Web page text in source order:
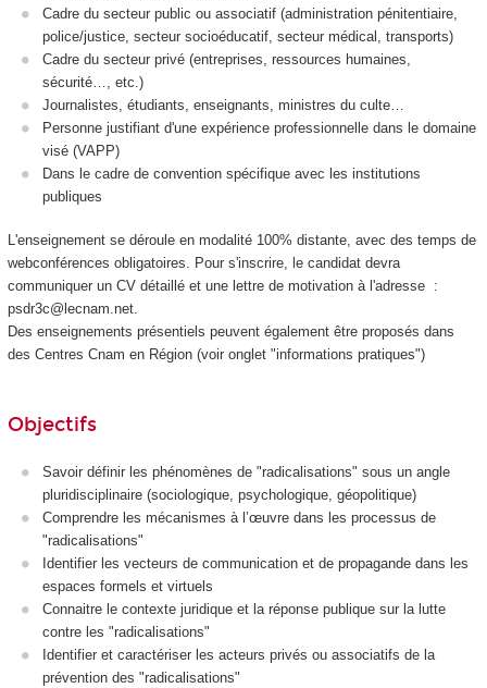
Cadre du secteur public ou associatif (administration pénitentiaire,
police/justice, secteur socioéducatif, secteur médical, transports)
Cadre du secteur privé (entreprises, ressources humaines,
sécurité…, etc.)
Journalistes, étudiants, enseignants, ministres du culte…
Personne justifiant d'une expérience professionnelle dans le domaine
visé (VAPP)
Dans le cadre de convention spécifique avec les institutions
publiques
L'enseignement se déroule en modalité 100% distante, avec des temps de
webconférences obligatoires. Pour s'inscrire, le candidat devra
communiquer un CV détaillé et une lettre de motivation à l'adresse :
psdr3c@lecnam.net.
Des enseignements présentiels peuvent également être proposés dans
des Centres Cnam en Région (voir onglet "informations pratiques")
Objectifs
Savoir définir les phénomènes de "radicalisations" sous un angle
pluridisciplinaire (sociologique, psychologique, géopolitique)
Comprendre les mécanismes à l’œuvre dans les processus de
"radicalisations"
Identifier les vecteurs de communication et de propagande dans les
espaces formels et virtuels
Connaitre le contexte juridique et la réponse publique sur la lutte
contre les "radicalisations"
Identifier et caractériser les acteurs privés ou associatifs de la
prévention des "radicalisations"